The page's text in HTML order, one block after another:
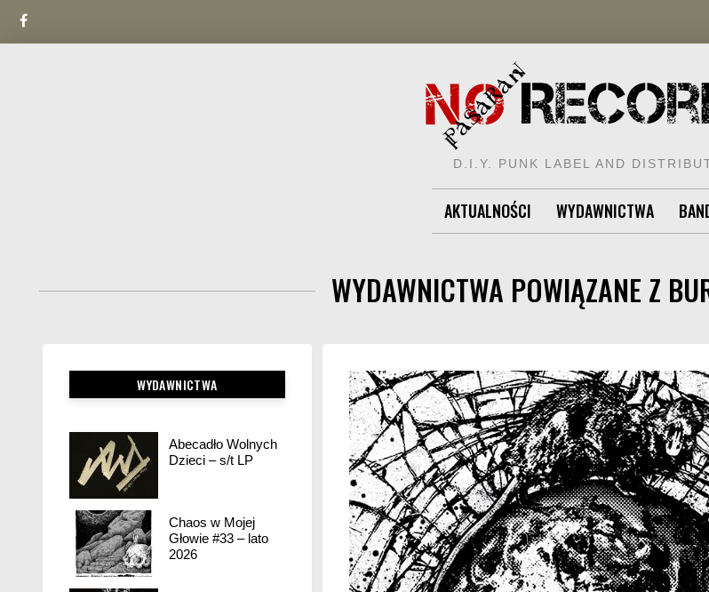
Facebook
D.I.Y. PUNK LABEL AND
AKTUALNOŚCI WYDAWNICTWA
WYDAWNICTWA POWIĄZANE Z
WYDAWNICTWA
Abecadło Wolnych
Dzieci – s/t LP
Chaos w Mojej
Głowie #33 – lato
2026